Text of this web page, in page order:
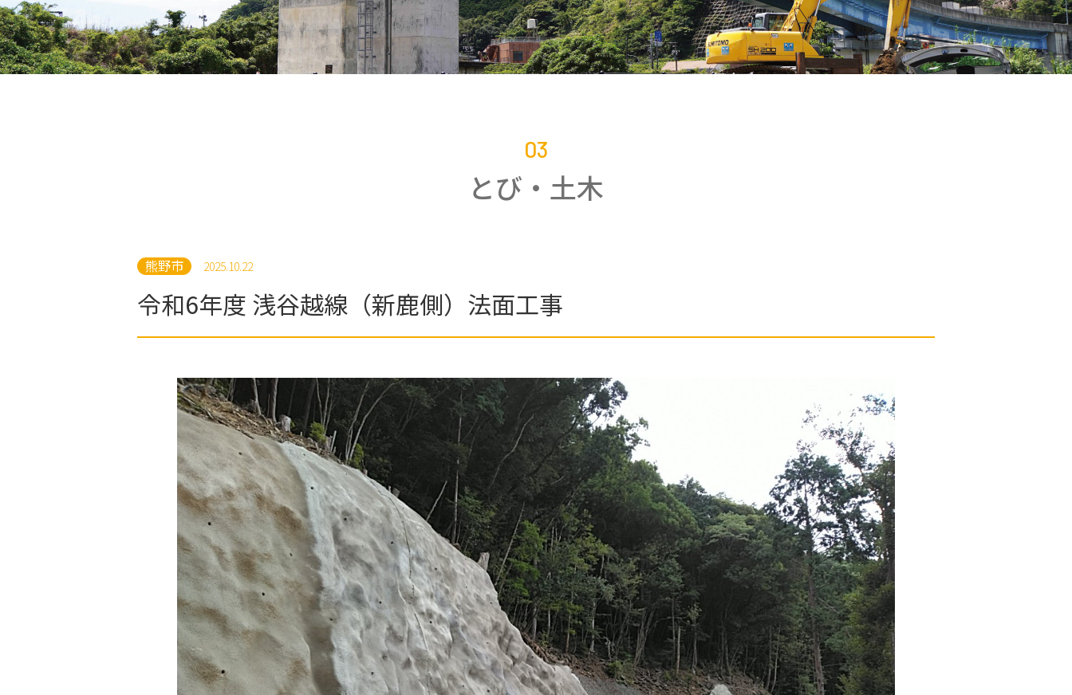
03
とび・土木
熊野市 2025.10.22
令和6年度 浅谷越線（新鹿側）法面工事